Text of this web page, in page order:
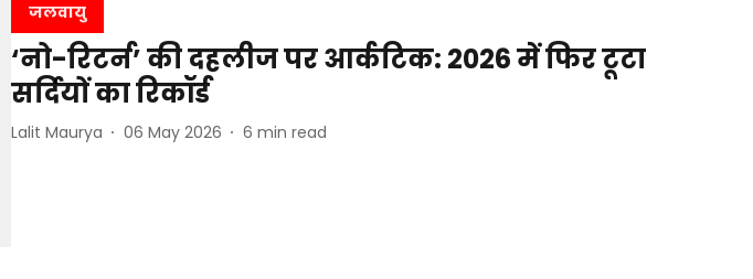
जलवायु
‘नो-रिटर्न’ की दहलीज पर आर्कटिक: 2026 में फिर टूटा
सर्दियों का रिकॉर्ड
Lalit Maurya 06 May 2026 6 min read